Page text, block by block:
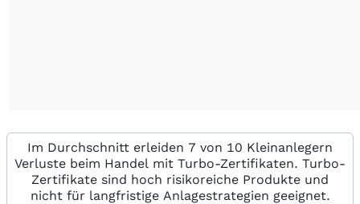
Im Durchschnitt erleiden 7 von 10 Kleinanlegern
Verluste beim Handel mit Turbo-Zertifikaten. Turbo-
Zertifikate sind hoch risikoreiche Produkte und
nicht für langfristige Anlagestrategien geeignet.